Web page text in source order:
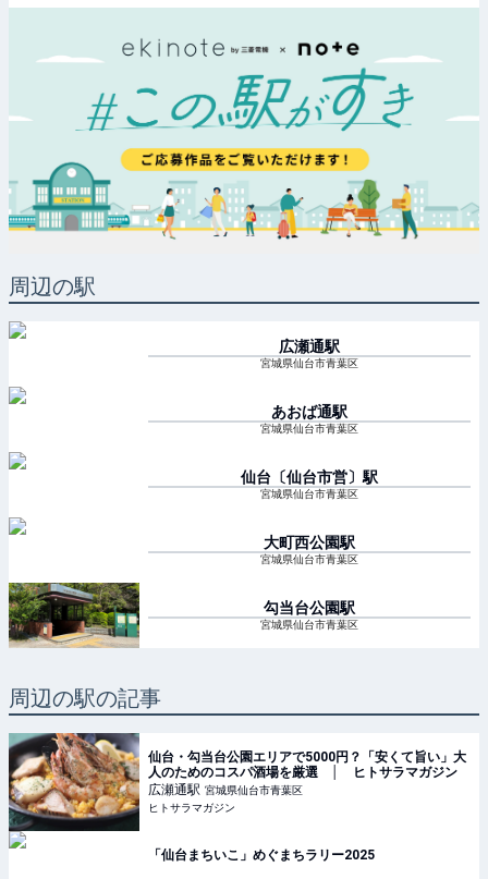
周辺の駅
広瀬通駅
宮城県仙台市青葉区
あおば通駅
宮城県仙台市青葉区
仙台〔仙台市営〕 駅
宮城県仙台市青葉区
大町西公園駅
宮城県仙台市青葉区
勾当台公園駅
宮城県仙台市青葉区
周辺の駅の記事
仙台・勾当台公園エリアで5000円？「安くて旨い」大
人のためのコスパ酒場を厳選 │ ヒトサラマガジン
広瀬通駅 宮城県仙台市青葉区
ヒトサラマガジン
「仙台まちいこ」めぐまちラリー2025